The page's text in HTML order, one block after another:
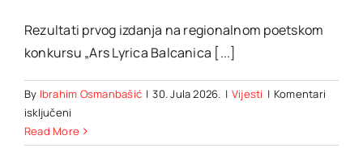
Rezultati prvog izdanja na regionalnom poetskom
konkursu „Ars Lyrica Balcanica [...]
By Ibrahim Osmanbašić | 30. Jula 2026. | Vijesti | Komentari
isključeni
Rezultati
prvog
Read More